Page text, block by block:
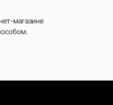
магазине